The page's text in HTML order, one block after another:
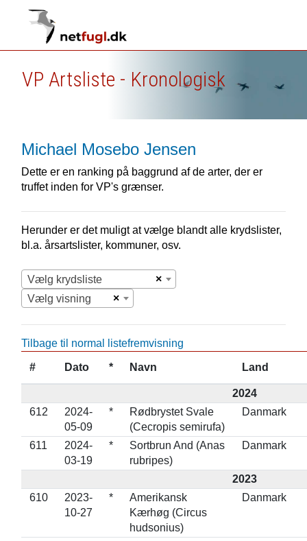
VP Artsliste - Kronologisk
Michael Mosebo Jensen
Dette er en ranking på baggrund af de arter, der er
truffet inden for VP's grænser.
Herunder er det muligt at vælge blandt alle krydslister,
bl.a. årsartslister, kommuner, osv.
×
Vælg krydsliste
×
Vælg visning
Tilbage til normal listefremvisning
# Dato * Navn Land
2024
612
2024-
05-09
*
Rødbrystet Svale
(Cecropis semirufa)
Danmark
611
2024-
03-19
*
Sortbrun And (Anas
rubripes)
Danmark
2023
610
2023-
10-27
*
Amerikansk
Kærhøg (Circus
hudsonius)
Danmark